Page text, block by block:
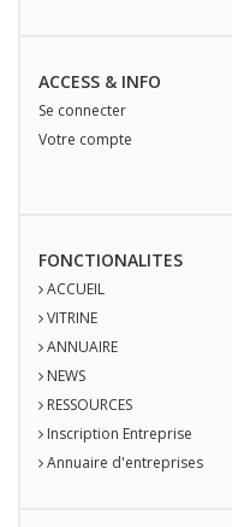
ACCESS & INFO
Se connecter
Votre compte
FONCTIONALITES
ACCUEIL
VITRINE
ANNUAIRE
NEWS
RESSOURCES
Inscription Entreprise
Annuaire d'entreprises